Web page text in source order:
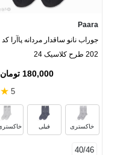
Paara
جوراب نانو ساقدار مردانه پاآرا کد
202 طرح کلاسیک 24
180,000 تومان
5
★
خاکستری فیلی
40/46